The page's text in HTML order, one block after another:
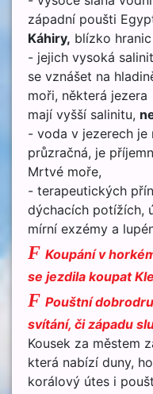
západní poušti
Káhiry, blízko hranic
- jejich vysoká
se vznášet na
moři, některá jezera
mají vyšší salinitu,
- voda v jezerech je
průzračná, je
Mrtvé moře,
- terapeutických
dýchacích potížích,
mírní exzémy a
F Koupání v
se jezdila koupat
F Pouštní
svítání, či západu
Kousek za městem
která nabízí duny,
korálový útes i